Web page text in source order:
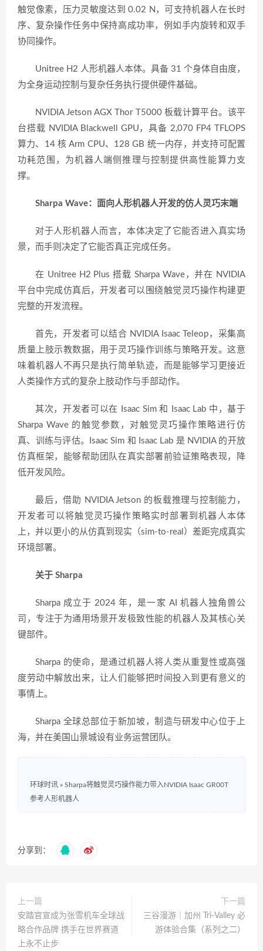
触觉像素，压力灵敏度达到 0.02 N，可支持机器人在长时
序、复杂操作任务中保持高成功率，例如手内旋转和双手
协同操作。
Unitree H2 人形机器人本体。具备 31 个身体自由度，
为全身运动控制与复杂任务执行提供硬件基础。
NVIDIA Jetson AGX Thor T5000 板载计算平台。该平
台搭载 NVIDIA Blackwell GPU，具备 2,070 FP4 TFLOPS
算力、14 核 Arm CPU、128 GB 统一内存，并支持可配置
功耗范围，为机器人端侧推理与控制提供高性能算力支
撑。
Sharpa Wave：面向人形机器人开发的仿人灵巧末端
对于人形机器人而言，本体决定了它能否进入真实场
景，而手则决定了它能否真正完成任务。
在 Unitree H2 Plus 搭载 Sharpa Wave，并在 NVIDIA
平台中完成仿真后，开发者可以围绕触觉灵巧操作构建更
完整的开发流程。
首先，开发者可以结合 NVIDIA Isaac Teleop，采集高
质量上肢示教数据，用于灵巧操作训练与策略开发。这意
味着机器人不再只是执行简单轨迹，而是能够学习更接近
人类操作方式的复杂上肢动作与手部动作。
其次，开发者可以在 Isaac Sim 和 Isaac Lab 中，基于
Sharpa Wave 的触觉参数，对触觉灵巧操作策略进行仿
真、训练与评估。Isaac Sim 和 Isaac Lab 是 NVIDIA 的开放
仿真框架，能够帮助团队在真实部署前验证策略表现，降
低开发风险。
最后，借助 NVIDIA Jetson 的板载推理与控制能力，
开发者可以将触觉灵巧操作策略实时部署到机器人本体
上，并以更小的从仿真到现实（sim-to-real）差距完成真实
环境部署。
关于 Sharpa
Sharpa 成立于 2024 年，是一家 AI 机器人独角兽公
司，专注于为通用场景开发极致性能的机器人及其核心关
键部件。
Sharpa 的使命，是通过机器人将人类从重复性或高强
度劳动中解放出来，让人们能够把时间投入到更有意义的
事情上。
Sharpa 全球总部位于新加坡，制造与研发中心位于上
海，并在美国山景城设有业务运营团队。
环球时讯 » Sharpa将触觉灵巧操作能力带入NVIDIA Isaac GR00T
参考人形机器人
分享到：
上一篇
安踏官宣成为张雪机车全球战
略合作品牌 携手在世界赛道
上永不止步
下一篇
三谷漫游｜加州 Tri-Valley 必
游体验合集（系列之二）